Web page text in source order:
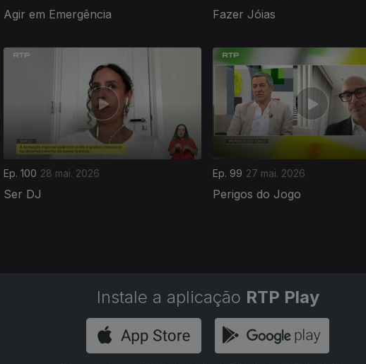
Agir em Emergência Fazer Jóias
Ep. 100 28 mai. 2026
Ser DJ
Ep. 99 27 mai. 2026
Perigos do Jogo
Instale a aplicação RTP Play